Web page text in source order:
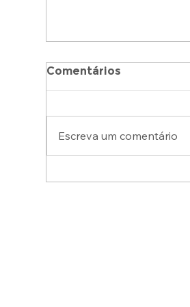
Comentários
Escreva um comentário